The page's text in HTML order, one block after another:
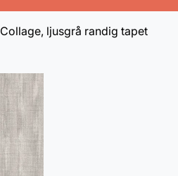
Collage, ljusgrå randig tapet